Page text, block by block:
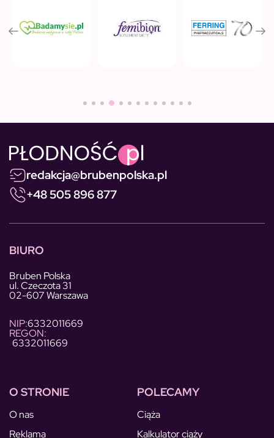
redakcja@brubenpolska.pl
+48 505 896 877
BIURO
Bruben Polska
ul. Czeczota 31
02-607 Warszawa
NIP:6332011669
REGON:
6332011669
O STRONIE
O nas
Reklama
POLECAMY
Ciąża
Kalkulator ciąży